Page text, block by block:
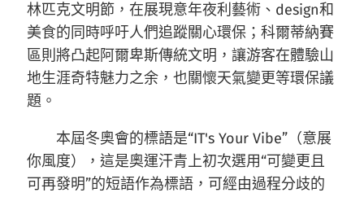
林匹克文明節，在展現意年夜利藝術、design和
美食的同時呼吁人們追蹤關心環保；科爾蒂納賽
區則將凸起阿爾卑斯傳統文明，讓游客在體驗山
地生涯奇特魅力之余，也關懷天氣變更等環保議
題。
本屆冬奧會的標語是“IT's Your Vibe”（意展
你風度），這是奧運汗青上初次選用“可變更且
可再發明”的短語作為標語，可經由過程分歧的